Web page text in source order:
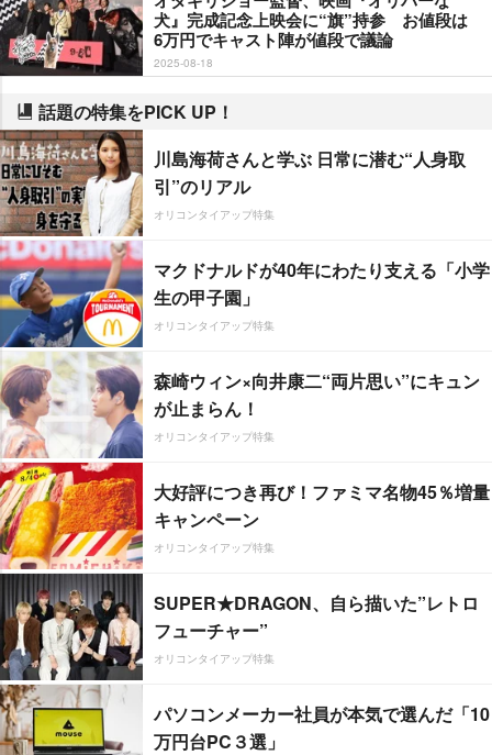
犬』完成記念上映会に“旗”持参 お値段は
6万円でキャスト陣が値段で議論
2025-08-18
話題の特集をPICK UP！
川島海荷さんと学ぶ 日常に潜む“人身取
引”のリアル
オリコンタイアップ特集
マクドナルドが40年にわたり支える「小学
生の甲子園」
オリコンタイアップ特集
森崎ウィン×向井康二“両片思い”にキュン
が止まらん！
オリコンタイアップ特集
大好評につき再び！ファミマ名物45％増量
キャンペーン
オリコンタイアップ特集
SUPER★DRAGON、自ら描いた”レトロ
フューチャー”
オリコンタイアップ特集
パソコンメーカー社員が本気で選んだ「10
万円台PC３選」